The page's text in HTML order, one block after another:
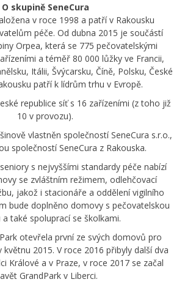
O skupině SeneCura
v roce 1998 a patří v Rakousku
péče. Od dubna 2015 je součástí
Orpea, která se 775 pečovatelskými
a téměř 80 000 lůžky ve Francii,
Itálii, Švýcarsku, Číně, Polsku, České
patří k lídrům trhu v Evropě.
republice síť s 16 zařízeními (z toho již
10 v provozu).
vlastněn společností SeneCura s.r.o.,
společností SeneCura z Rakouska.
s nejvyššími standardy péče nabízí
se zvláštním režimem, odlehčovací
jakož i stacionáře a oddělení vigilního
bude doplněno domovy s pečovatelskou
a také spoluprací se školkami.
otevřela první ze svých domovů pro
2015. V roce 2016 přibyly další dva
Králové a v Praze, v roce 2017 se začal
GrandPark v Liberci.